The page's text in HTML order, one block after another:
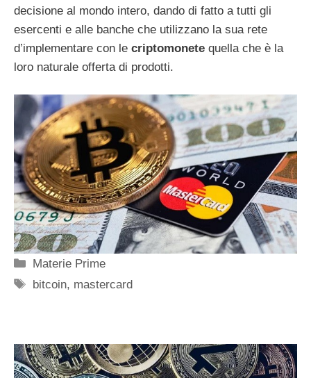
decisione al mondo intero, dando di fatto a tutti gli
esercenti e alle banche che utilizzano la sua rete
d’implementare con le criptomonete quella che è la
loro naturale offerta di prodotti.
Categorie
Materie Prime
Tag
bitcoin, mastercard